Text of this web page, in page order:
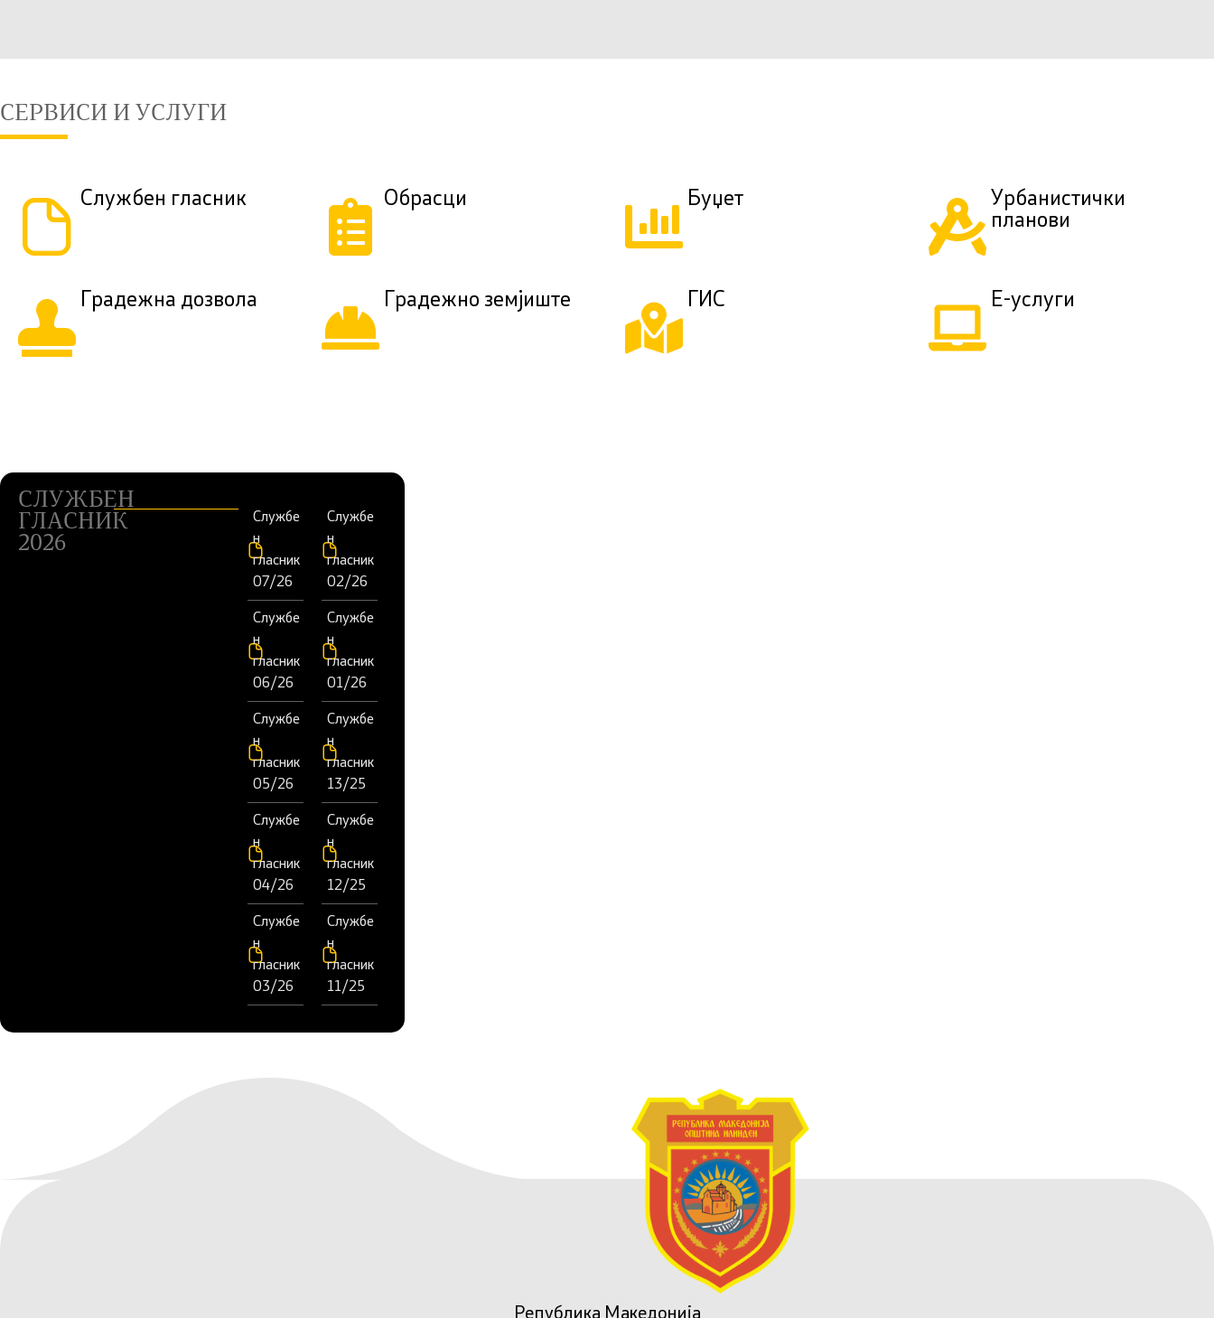
СЕРВИСИ И УСЛУГИ
Службен гласник Обрасци Буџет
Урбанистички
планови
Градежна дозвола Градежно земјиште ГИС Е-услуги
СЛУЖБЕН
ГЛАСНИК
2026
Службе
н
гласник
07/26
Службе
н
гласник
06/26
Службе
н
гласник
05/26
Службе
н
гласник
04/26
Службе
н
гласник
03/26
Службе
н
гласник
02/26
Службе
н
гласник
01/26
Службе
н
гласник
13/25
Службе
н
гласник
12/25
Службе
н
гласник
11/25